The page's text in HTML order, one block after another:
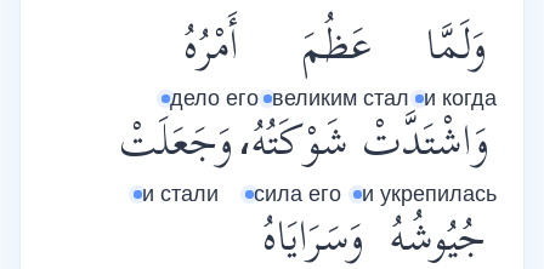
وَلَمَّا
и когда
عَظُمَ
великим стал
أَمْرُهُ
дело его
وَاشْتَدَّتْ
и укрепилась
شَوْكَتُهُ،
сила его
وَجَعَلَتْ
и стали
جُيُوشُهُ وَسَرَايَاهُ